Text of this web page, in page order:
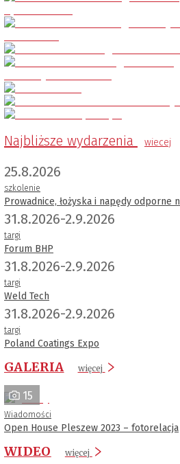
Najbliższe wydarzenia wiecej
25.8.2026
szkolenie
Prowadnice, łożyska i napędy odporne
31.8.2026-2.9.2026
targi
Forum BHP
31.8.2026-2.9.2026
targi
Weld Tech
31.8.2026-2.9.2026
targi
Poland Coatings Expo
GALERIA więcej
15
Wiadomości
Open House Pleszew 2023 – fotorelacja
WIDEO więcej